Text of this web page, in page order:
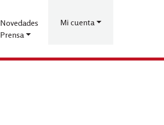
Novedades
Prensa
de
de
Mi cuenta